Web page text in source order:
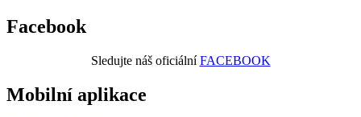
Facebook
Sledujte náš oficiálníFACEBOOK
Mobilní aplikace